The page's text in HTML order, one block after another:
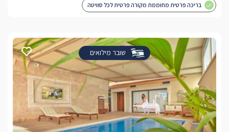
בריכה פרטית מחוממת מקורה פרטית לכל סוויטה
שובר מילואים